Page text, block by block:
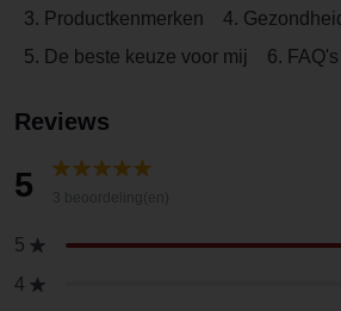
3. Productkenmerken
4.
5. De beste keuze voor mij
6. FAQ's
Reviews
5
5
4